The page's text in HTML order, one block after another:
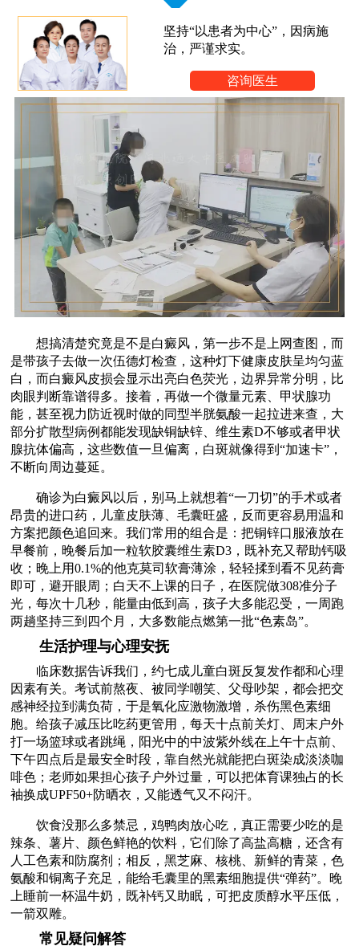
坚持“以患者为中心”，因病施
治，严谨求实。
咨询医生
想搞清楚究竟是不是白癜风，第一步不是上网查图，而
是带孩子去做一次伍德灯检查，这种灯下健康皮肤呈均匀蓝
白，而白癜风皮损会显示出亮白色荧光，边界异常分明，比
肉眼判断靠谱得多。接着，再做一个微量元素、甲状腺功
能，甚至视力防近视时做的同型半胱氨酸一起拉进来查，大
部分扩散型病例都能发现缺铜缺锌、维生素D不够或者甲状
腺抗体偏高，这些数值一旦偏离，白斑就像得到“加速卡”，
不断向周边蔓延。
确诊为白癜风以后，别马上就想着“一刀切”的手术或者
昂贵的进口药，儿童皮肤薄、毛囊旺盛，反而更容易用温和
方案把颜色追回来。我们常用的组合是：把铜锌口服液放在
早餐前，晚餐后加一粒软胶囊维生素D3，既补充又帮助钙吸
收；晚上用0.1%的他克莫司软膏薄涂，轻轻揉到看不见药膏
即可，避开眼周；白天不上课的日子，在医院做308准分子
光，每次十几秒，能量由低到高，孩子大多能忍受，一周跑
两趟坚持三到四个月，大多数能点燃第一批“色素岛”。
生活护理与心理安抚
临床数据告诉我们，约七成儿童白斑反复发作都和心理
因素有关。考试前熬夜、被同学嘲笑、父母吵架，都会把交
感神经拉到满负荷，于是氧化应激物激增，杀伤黑色素细
胞。给孩子减压比吃药更管用，每天十点前关灯、周末户外
打一场篮球或者跳绳，阳光中的中波紫外线在上午十点前、
下午四点后是最安全时段，靠自然光就能把白斑染成淡淡咖
啡色；老师如果担心孩子户外过量，可以把体育课独占的长
袖换成UPF50+防晒衣，又能透气又不闷汗。
饮食没那么多禁忌，鸡鸭肉放心吃，真正需要少吃的是
辣条、薯片、颜色鲜艳的饮料，它们除了高盐高糖，还含有
人工色素和防腐剂；相反，黑芝麻、核桃、新鲜的青菜，色
氨酸和铜离子充足，能给毛囊里的黑素细胞提供“弹药”。晚
上睡前一杯温牛奶，既补钙又助眠，可把皮质醇水平压低，
一箭双雕。
常见疑问解答